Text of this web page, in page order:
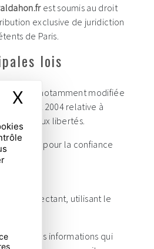
X Masquer le
est soumis au droit
exclusive de juridiction
de Paris.
lois
1978, notamment modifiée
du 6 août 2004 relative à
et aux libertés.
juin 2004 pour la confiance
se connectant, utilisant le
: « les informations qui